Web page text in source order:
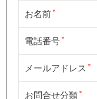
お名前
電話番号
メールアドレス
お問合せ分類